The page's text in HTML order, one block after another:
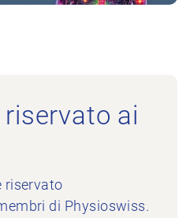
ai
riservato
di Physioswiss.